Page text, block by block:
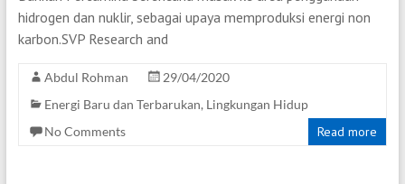
hidrogen dan nuklir, sebagai upaya memproduksi energi non
karbon.SVP Research and
Abdul Rohman
29/04/2020
Energi Baru dan Terbarukan, Lingkungan Hidup
No Comments
Read more